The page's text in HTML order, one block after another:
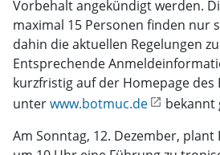
Vorbehalt angekündigt werden.
maximal 15 Personen finden nur
dahin die aktuellen Regelungen
Entsprechende
kurzfristig auf der Homepage des
unterwww.botmuc.de
bekannt
Am Sonntag, 12. Dezember, plant